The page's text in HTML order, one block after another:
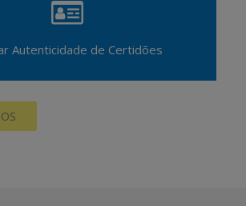
Autenticidade de Certidões